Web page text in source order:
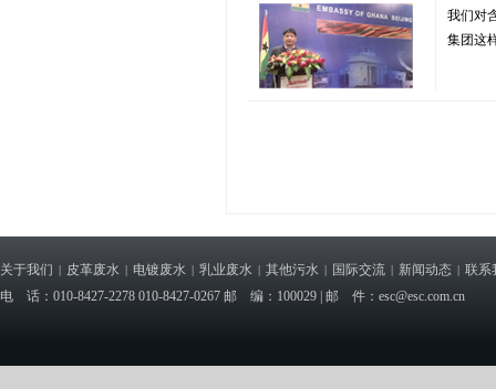
我们对
集团这
关于我们 | 皮革废水 | 电镀废水 | 乳业废水 | 其他污水 | 国际交流 | 新闻动态 | 联系
电 话：010-8427-2278 010-8427-0267 邮 编：100029 | 邮 件：esc@esc.com.cn